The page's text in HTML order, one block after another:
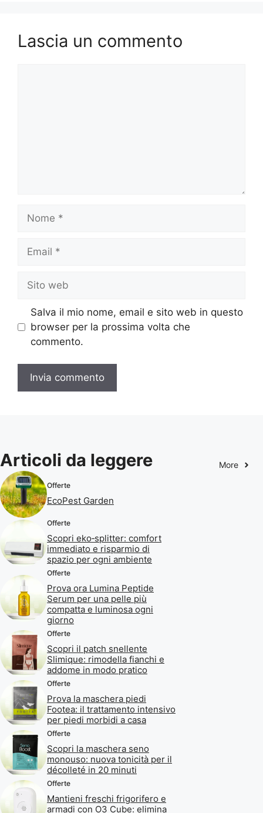
Lascia un commento
web
Salva il mio nome, email e sito web in questo
browser per la prossima volta che
commento.
Articoli da leggere More
Offerte
EcoPest Garden
Offerte
Scopri eko‑splitter: comfort
immediato e risparmio di
spazio per ogni ambiente
Offerte
Prova ora Lumina Peptide
Serum per una pelle più
compatta e luminosa ogni
giorno
Offerte
Scopri il patch snellente
Slimique: rimodella fianchi e
addome in modo pratico
Offerte
Prova la maschera piedi
Footea: il trattamento intensivo
per piedi morbidi a casa
Offerte
Scopri la maschera seno
monouso: nuova tonicità per il
décolleté in 20 minuti
Offerte
Mantieni freschi frigorifero e
armadi con O3 Cube: elimina